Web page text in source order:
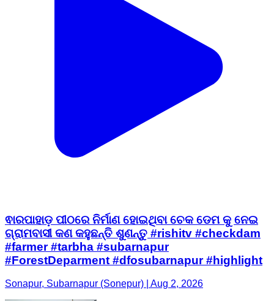
ଵାରପାହାଡ଼ ପୀଠରେ ନିର୍ମାଣ ହୋଇଥିବା ଚେକ ଡେମ କୁ ନେଇ
ଗ୍ରାମବାସୀ କଣ କହୁଛନ୍ତି ଶୁଣନ୍ତୁ #rishitv #checkdam
#farmer #tarbha #subarnapur
#ForestDeparment #dfosubarnapur #highlight
Sonapur, Subarnapur (Sonepur) | Aug 2, 2026